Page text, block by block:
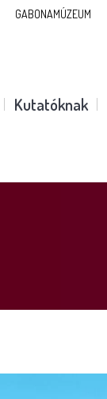
GABONAMÚZEUM
Kutatóknak